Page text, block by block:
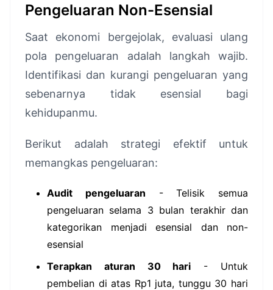
Pengeluaran Non-Esensial
Saat ekonomi bergejolak, evaluasi ulang
pola pengeluaran adalah langkah wajib.
Identifikasi dan kurangi pengeluaran yang
sebenarnya tidak esensial bagi
kehidupanmu.
Berikut adalah strategi efektif untuk
memangkas pengeluaran:
Audit pengeluaran - Telisik semua
pengeluaran selama 3 bulan terakhir dan
kategorikan menjadi esensial dan non-
esensial
Terapkan aturan 30 hari - Untuk
pembelian di atas Rp1 juta, tunggu 30 hari